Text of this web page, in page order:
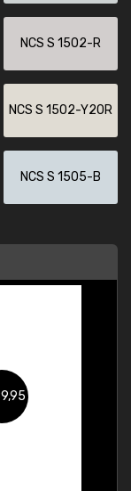
NCS S 1502-R
NCS S 1502-Y20R
NCS S 1505-B